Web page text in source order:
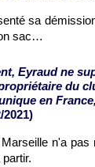
sa
sac…
Eyraud ne
du
en
2021)
n'a